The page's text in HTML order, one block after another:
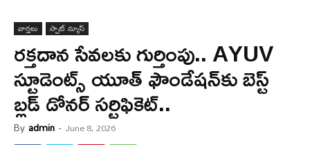
వార్త‌లు స్పాట్ న్యూస్
రక్తదాన సేవలకు గుర్తింపు.. AYUV
స్టూడెంట్స్ యూత్ ఫౌండేషన్‌కు బెస్ట్
బ్లడ్ డోనర్ సర్టిఫికెట్..
By admin - June 8, 2026